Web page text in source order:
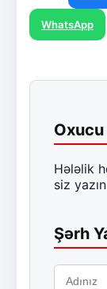
WhatsApp
Hələlik
siz
Şərh